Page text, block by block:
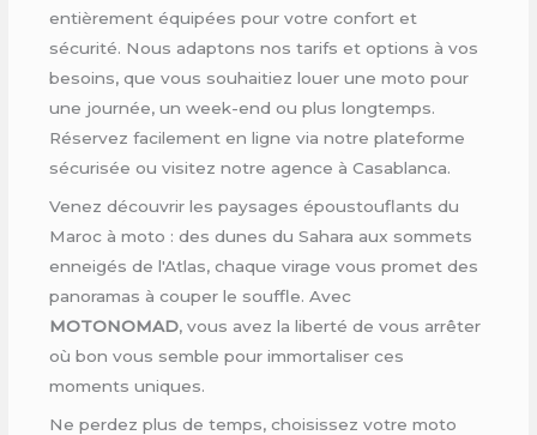
entièrement équipées pour votre confort et
sécurité. Nous adaptons nos tarifs et options à vos
besoins, que vous souhaitiez louer une moto pour
une journée, un week-end ou plus longtemps.
Réservez facilement en ligne via notre plateforme
sécurisée ou visitez notre agence à Casablanca.
Venez découvrir les paysages époustouflants du
Maroc à moto : des dunes du Sahara aux sommets
enneigés de l'Atlas, chaque virage vous promet des
panoramas à couper le souffle. Avec
MOTONOMAD, vous avez la liberté de vous arrêter
où bon vous semble pour immortaliser ces
moments uniques.
Ne perdez plus de temps, choisissez votre moto